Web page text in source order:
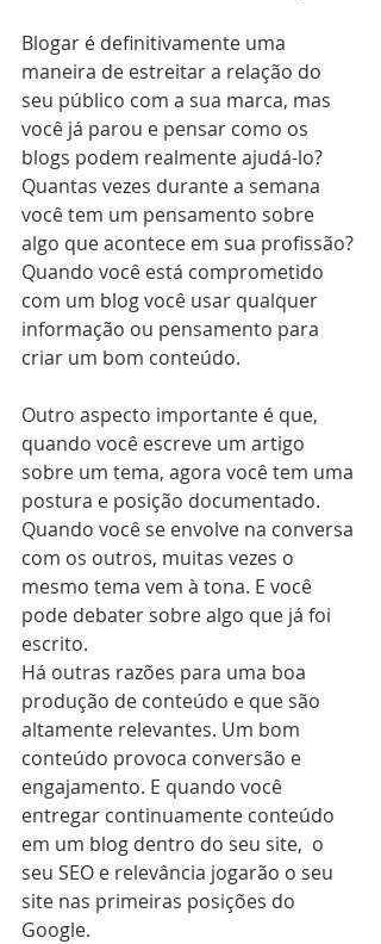
Blogar é definitivamente uma
maneira de estreitar a relação do
seu público com a sua marca, mas
você já parou e pensar como os
blogs podem realmente ajudá-lo?
Quantas vezes durante a semana
você tem um pensamento sobre
algo que acontece em sua profissão?
Quando você está comprometido
com um blog você usar qualquer
informação ou pensamento para
criar um bom conteúdo.
Outro aspecto importante é que,
quando você escreve um artigo
sobre um tema, agora você tem uma
postura e posição documentado.
Quando você se envolve na conversa
com os outros, muitas vezes o
mesmo tema vem à tona. E você
pode debater sobre algo que já foi
escrito.
Há outras razões para uma boa
produção de conteúdo e que são
altamente relevantes. Um bom
conteúdo provoca conversão e
engajamento. E quando você
entregar continuamente conteúdo
em um blog dentro do seu site,  o
seu SEO e relevância jogarão o seu
site nas primeiras posições do
Google.